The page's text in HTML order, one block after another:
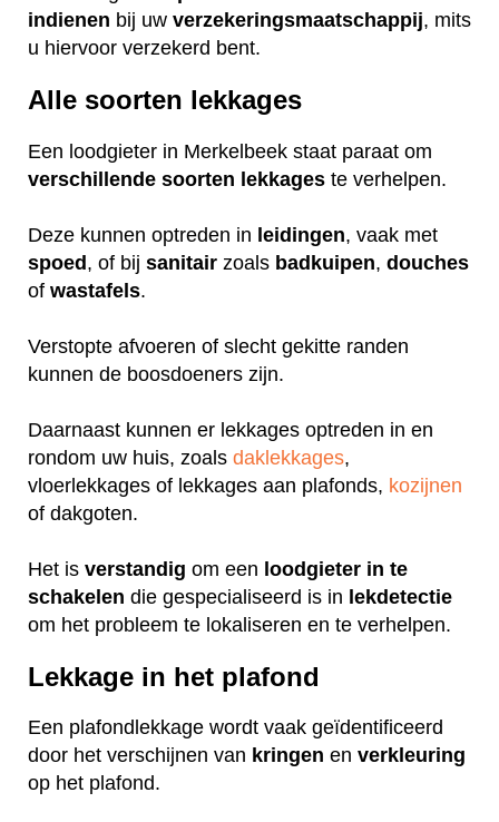
indienen bij uw verzekeringsmaatschappij, mits
u hiervoor verzekerd bent.
Alle soorten lekkages
Een loodgieter in Merkelbeek staat paraat om
verschillende soorten lekkages te verhelpen.
Deze kunnen optreden in leidingen, vaak met
spoed, of bij sanitair zoals badkuipen, douches
of wastafels.
Verstopte afvoeren of slecht gekitte randen
kunnen de boosdoeners zijn.
Daarnaast kunnen er lekkages optreden in en
rondom uw huis, zoals daklekkages,
vloerlekkages of lekkages aan plafonds, kozijnen
of dakgoten.
Het is verstandig om een loodgieter in te
schakelen die gespecialiseerd is in lekdetectie
om het probleem te lokaliseren en te verhelpen.
Lekkage in het plafond
Een plafondlekkage wordt vaak geïdentificeerd
door het verschijnen van kringen en verkleuring
op het plafond.